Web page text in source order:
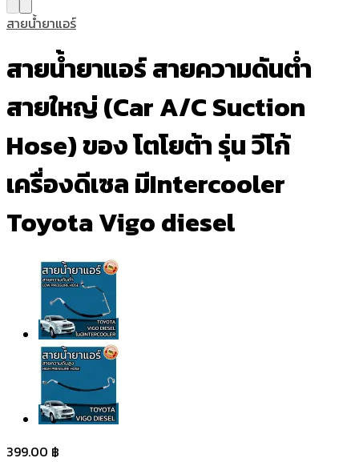
สายน้ำยาแอร์
สายน้ำยาแอร์ สายความดันต่ำ
สายใหญ่ (Car A/C Suction
Hose) ของ โตโยต้า รุ่น วีโก้
เครื่องดีเซล มีIntercooler
Toyota Vigo diesel
399.00 ฿